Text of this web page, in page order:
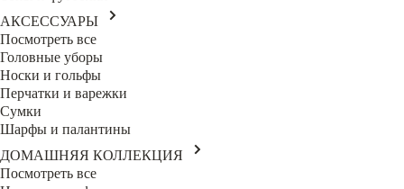
АКСЕССУАРЫ
Посмотреть все
Головные уборы
Носки и гольфы
Перчатки и варежки
Сумки
Шарфы и палантины
ДОМАШНЯЯ КОЛЛЕКЦИЯ
Посмотреть все